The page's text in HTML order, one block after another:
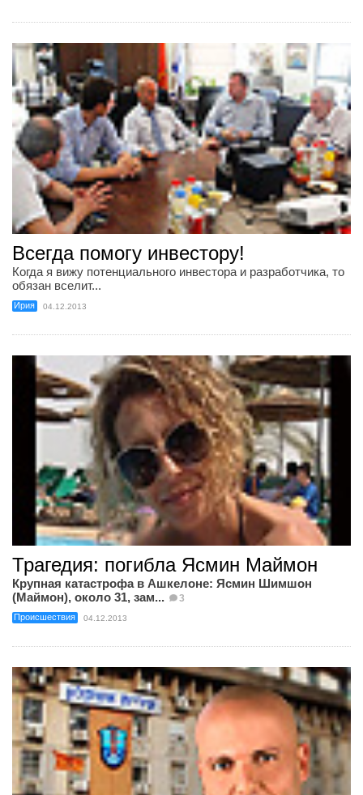
Всегда помогу инвестору!
Когда я вижу потенциального инвестора и разработчика, то
обязан вселит...
Ирия 04.12.2013
Трагедия: погибла Ясмин Маймон
Крупная катастрофа в Ашкелоне: Ясмин Шимшон
(Маймон), около 31, зам...
3
Происшествия 04.12.2013